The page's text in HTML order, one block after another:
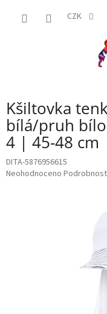
CZK
Kšiltovka
bílá/pruh
4 | 45-48 cm
DITA-5876956615
Průměrné
Neohodnoceno